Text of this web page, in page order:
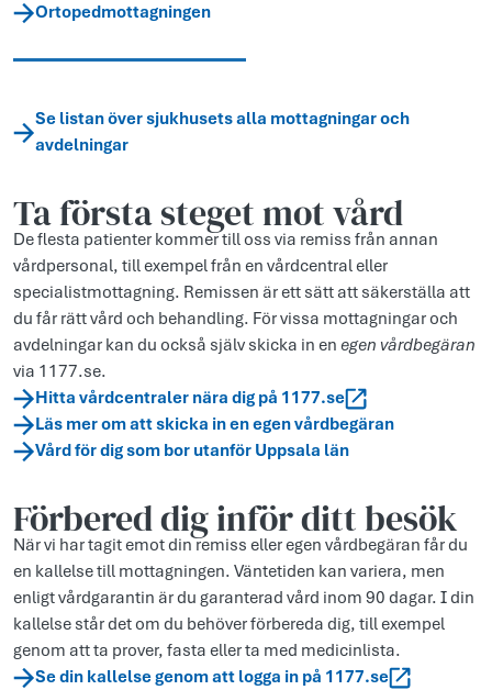
Ortopedmottagningen
Se listan över sjukhusets alla mottagningar och
avdelningar
Ta första steget mot vård
De flesta patienter kommer till oss via remiss från annan
vårdpersonal, till exempel från en vårdcentral eller
specialistmottagning. Remissen är ett sätt att säkerställa att
du får rätt vård och behandling. För vissa mottagningar och
avdelningar kan du också själv skicka in en egen vårdbegäran
via 1177.se.
Hitta vårdcentraler nära dig på 1177.se
Läs mer om att skicka in en egen vårdbegäran
Vård för dig som bor utanför Uppsala län
Förbered dig inför ditt besök
När vi har tagit emot din remiss eller egen vårdbegäran får du
en kallelse till mottagningen. Väntetiden kan variera, men
enligt vårdgarantin är du garanterad vård inom 90 dagar. I din
kallelse står det om du behöver förbereda dig, till exempel
genom att ta prover, fasta eller ta med medicinlista.
Se din kallelse genom att logga in på 1177.se